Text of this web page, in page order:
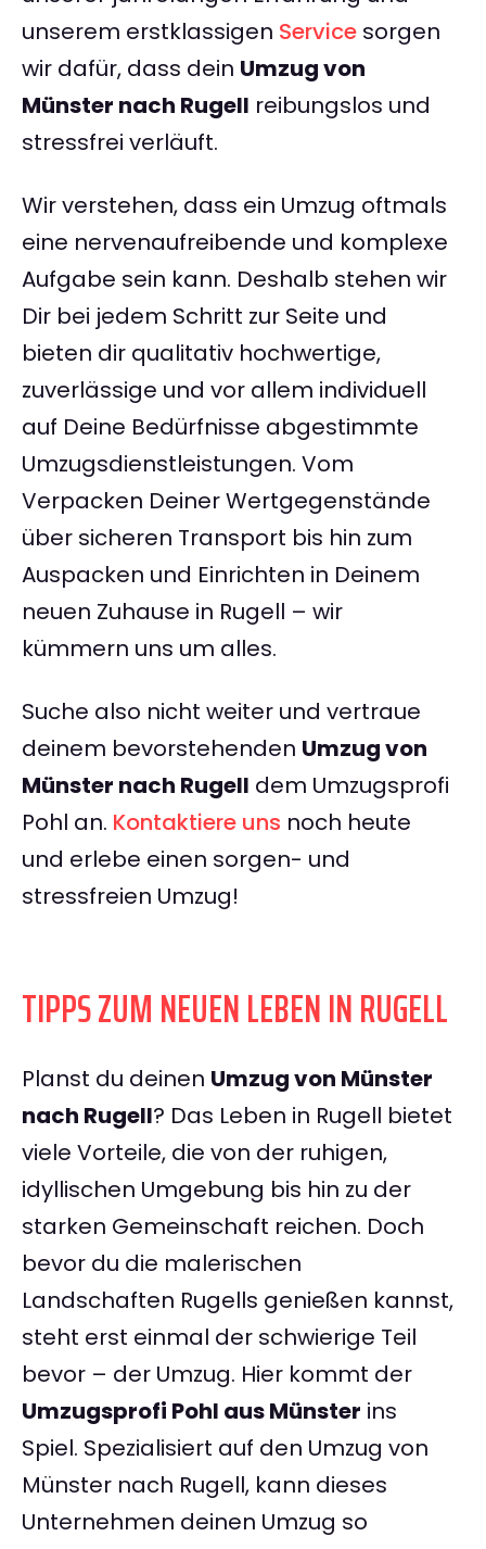
unserem erstklassigen Service sorgen
wir dafür, dass dein Umzug von
Münster nach Rugell reibungslos und
stressfrei verläuft.
Wir verstehen, dass ein Umzug oftmals
eine nervenaufreibende und komplexe
Aufgabe sein kann. Deshalb stehen wir
Dir bei jedem Schritt zur Seite und
bieten dir qualitativ hochwertige,
zuverlässige und vor allem individuell
auf Deine Bedürfnisse abgestimmte
Umzugsdienstleistungen. Vom
Verpacken Deiner Wertgegenstände
über sicheren Transport bis hin zum
Auspacken und Einrichten in Deinem
neuen Zuhause in Rugell – wir
kümmern uns um alles.
Suche also nicht weiter und vertraue
deinem bevorstehenden Umzug von
Münster nach Rugell dem Umzugsprofi
Pohl an. Kontaktiere uns noch heute
und erlebe einen sorgen- und
stressfreien Umzug!
TIPPS ZUM NEUEN LEBEN IN RUGELL
Planst du deinen Umzug von Münster
nach Rugell? Das Leben in Rugell bietet
viele Vorteile, die von der ruhigen,
idyllischen Umgebung bis hin zu der
starken Gemeinschaft reichen. Doch
bevor du die malerischen
Landschaften Rugells genießen kannst,
steht erst einmal der schwierige Teil
bevor – der Umzug. Hier kommt der
Umzugsprofi Pohl aus Münster ins
Spiel. Spezialisiert auf den Umzug von
Münster nach Rugell, kann dieses
Unternehmen deinen Umzug so